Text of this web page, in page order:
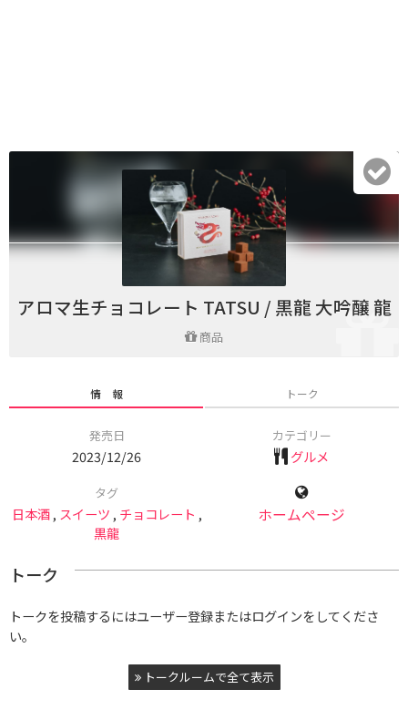
アロマ生チョコレート TATSU / 黒龍 大吟醸 龍
商品
情 報 トーク
発売日
2023/12/26
カテゴリー
グルメ
タグ
日本酒, スイーツ , チョコレート ,
黒龍
ホームページ
トーク
トークを投稿するにはユーザー登録またはログインをしてくださ
い。
トークルームで全て表示